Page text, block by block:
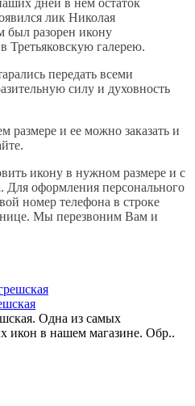
дней в нем остаток
лик Николая
был разорен икону
Третьяковскую галерею.
передать всеми
силу и духовность
размере и ее можно заказать и
икону в нужном размере и с
Для оформления персонального
номер телефона в строке
Мы перезвоним Вам и
Одна из самых
икон в нашем магазине. Обр..